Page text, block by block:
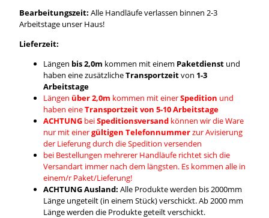
Bearbeitungszeit: Alle Handläufe verlassen binnen 2-3
Arbeitstage unser Haus!
Lieferzeit:
Längen bis 2,0m kommen mit einem Paketdienstund
haben eine zusätzlicheTransportzeitvon 1-3
Arbeitstage
Längen über 2,0m kommen mit einerSpedition und
haben eineTransportzeit von 5-10 Arbeitstage
ACHTUNGbeiSpeditionsversandkönnen wir die Ware
nur mit einergültigen Telefonnummerzur Avisierung
der Lieferung durch die Spedition versenden
bei Bestellungen mehrerer Handläufe richtet sich die
Versandart immer nach dem längsten. Es kommen alle in
einem/r Paket/Lieferung!
ACHTUNG Ausland: Alle Produkte werden bis 2000mm
Länge ungeteilt (in einem Stück) verschickt. Ab 2000 mm
Länge werden die Produkte geteilt verschickt.